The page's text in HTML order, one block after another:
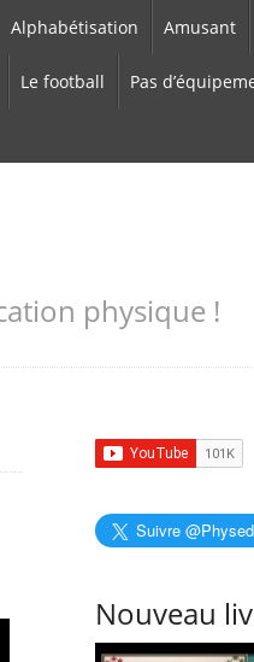
Alphabétisation Amusant
Le football Pas
physique !
Suivre
Nouveau